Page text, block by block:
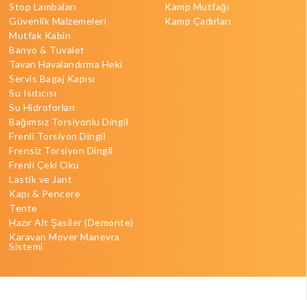
Stop Lambaları
Güvenlik Malzemeleri
Mutfak Kabin
Banyo & Tuvalet
Tavan Havalandırma Heki
Servis Bagaj Kapısı
Su Isıtıcısı
Su Hidroforları
Bağımsız Torsiyonlu Dingil
Frenli Torsiyon Dingil
Frensiz Torsiyon Dingil
Frenli Çeki Oku
Lastik ve Jant
Kapı & Pencere
Tente
Hazır Alt Şasiler (Demonte)
Karavan Mover Manevra
Sistemi
Kamp Mutfağı
Kamp Çadırları